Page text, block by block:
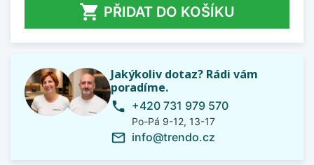
 PŘIDAT DO KOŠÍKU
Jakýkoliv dotaz? Rádi vám
poradíme.
phone +420 731 979 570
Po-Pá 9-12, 13-17
mail_outline info@trendo.cz